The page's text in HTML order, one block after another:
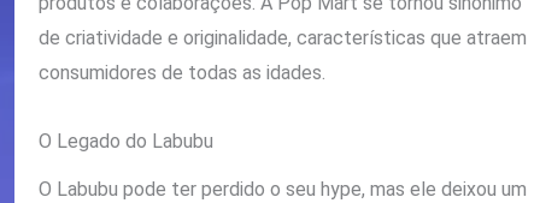
de criatividade e originalidade, características que atraem
consumidores de todas as idades.
O Legado do Labubu
O Labubu pode ter perdido o seu hype, mas ele deixou um